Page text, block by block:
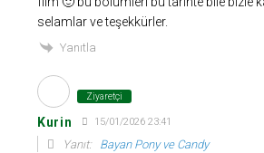
selamlar ve teşekkürler.
Yanıtla
Ziyaretçi
Kurin 15/01/2026 23:41
Yanıt: Bayan Pony ve Candy